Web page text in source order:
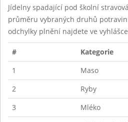
Jídelny spadající pod školní
průměru vybraných druhů
odchylky plnění najdete ve
#
Kategorie
1
Maso
2
Ryby
3
Mléko